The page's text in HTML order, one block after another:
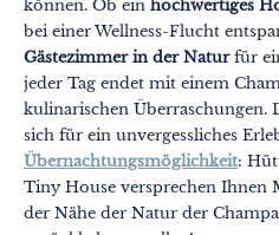
können. Ob ein hochwertiges
bei einer Wellness-Flucht
Gästezimmer in der Naturfür
jeder Tag endet mit einem
kulinarischen Überraschungen.
sich für ein unvergessliches
Übernachtungsmöglichkeit:
Tiny House versprechen Ihnen
der Nähe der Natur der